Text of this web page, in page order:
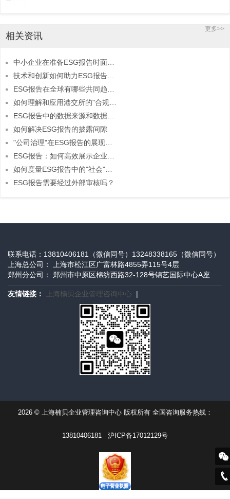
相关资讯
更多>>
中小企业在准备ESG报告时面临哪些特定挑战？
技术和创新如何助力ESG报告的完善？
ESG报告在全球有哪些共同趋势？
如何理解和应用港交所的"合规选项"与"建议披露"？
ESG报告中的数据来源和数据质量如何保证？
如何解决ESG报告的披露间隙
"公司治理"在ESG报告的展现有哪些内容
ESG报告：如何高效展示企业的绿色承诺
如何度量ESG报告中的"社会"维度？
ESG报告需要经过外部审核吗？
联系电话：13810406181（微信同号）13248338165（微信同号）
上海总公司： 上海市松江区广富林路4855弄115号4层
郑州分公司： 郑州市中原区棉纺西路32-128号锦艺国际中心A座
友情链接： 上海楠贝企业管理咨询中心 |
2026 © 上海楠贝企业管理咨询中心 版权所有 全国咨询服务热线：
13810406181 沪ICP备17012129号